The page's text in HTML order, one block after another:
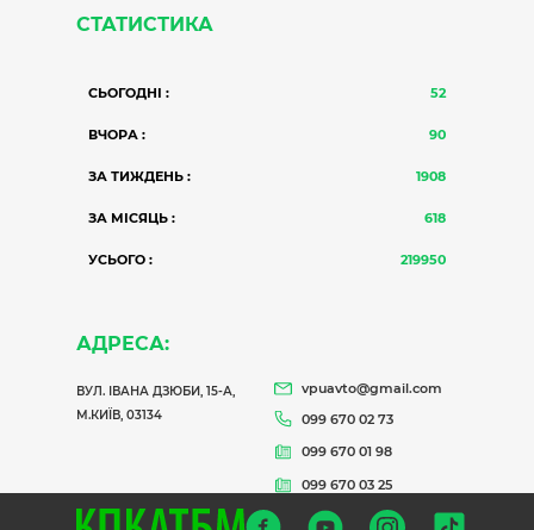
СТАТИСТИКА
СЬОГОДНІ : 52
ВЧОРА : 90
ЗА ТИЖДЕНЬ : 1908
ЗА МІСЯЦЬ : 618
УСЬОГО : 219950
АДРЕСА:
ВУЛ. ІВАНА ДЗЮБИ, 15-А,
М.КИЇВ, 03134
vpuavto@gmail.com
099 670 02 73
099 670 01 98
099 670 03 25